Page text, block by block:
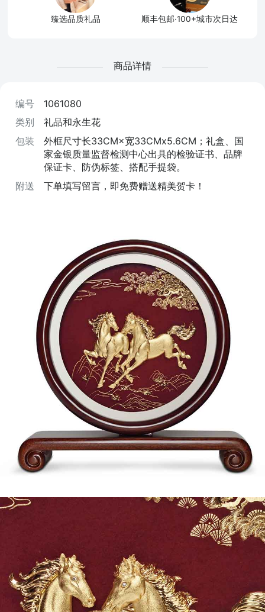
臻选品质礼品 顺丰包邮·100+城市次日达
商品详情
编号
1061080
类别
礼品和永生花
包装
外框尺寸长33CM×宽33CMx5.6CM；礼盒、国
家金银质量监督检测中心出具的检验证书、品牌
保证卡、防伪标签、搭配手提袋。
附送
下单填写留言，即免费赠送精美贺卡！